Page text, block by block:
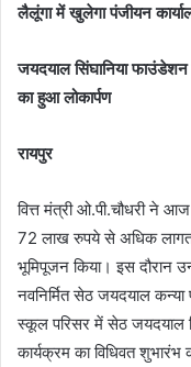
लैलूंगा में खुलेगा पंजीयन
जयदयाल सिंघानिया फाउंडेशन
का हुआ लोकार्पण
रायपुर
वित्त मंत्री ओ.पी.चौधरी ने
72 लाख रुपये से अधिक लागत
भूमिपूजन किया। इस दौरान
नवनिर्मित सेठ जयदयाल कन्या
स्कूल परिसर में सेठ जयदयाल
कार्यक्रम का विधिवत